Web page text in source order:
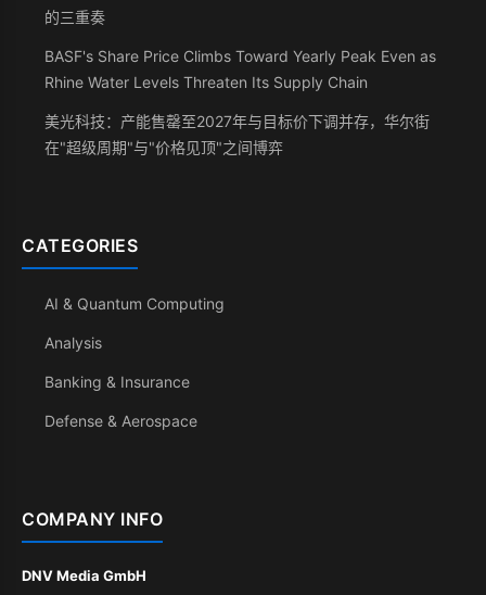
的三重奏
BASF's Share Price Climbs Toward Yearly Peak Even as
Rhine Water Levels Threaten Its Supply Chain
美光科技：产能售罄至2027年与目标价下调并存，华尔街
在"超级周期"与"价格见顶"之间博弈
CATEGORIES
AI & Quantum Computing
Analysis
Banking & Insurance
Defense & Aerospace
COMPANY INFO
DNV Media GmbH